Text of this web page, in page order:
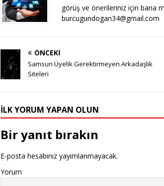
görüş ve önerileriniz için bana
burcugundogan34@gmail.com
ÖNCEKI
Samsun Üyelik Gerektirmeyen Arkadaşlık
Siteleri
İLK YORUM YAPAN OLUN
Bir yanıt bırakın
E-posta hesabınız yayımlanmayacak.
Yorum